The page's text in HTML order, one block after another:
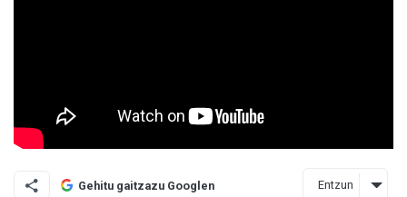
Gehitu gaitzazu Googlen Entzun